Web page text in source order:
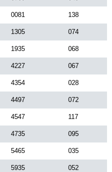
0081 138
1305 074
1935 068
4227 067
4354 028
4497 072
4547 117
4735 095
5465 035
5935 052